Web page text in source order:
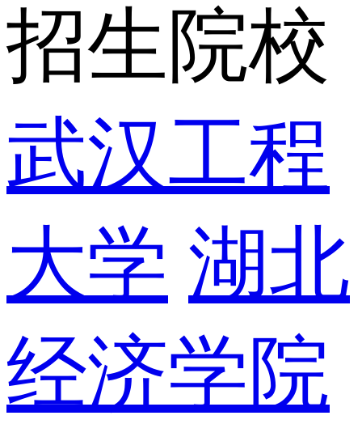
招生院校
武汉工程
大学 湖北
经济学院